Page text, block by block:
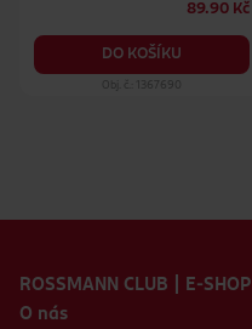
89.90 Kč
DO KOŠÍKU
Obj. č.: 1367690
ROSSMANN CLUB | E-SHOP
O nás